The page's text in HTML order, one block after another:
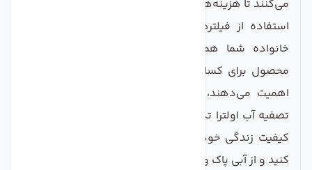
می‌کنند تا هزینه‌های نگهداری را کاهش دهید.
استفاده از فیلترهای اولترا تک تضمین می‌کند که آب
خانواده شما همواره تازه و سالم خواهد بود. این
محصول برای کسانی که به سلامت خود و خانواده‌شان
اهمیت می‌دهند، ایده‌آل است. با خرید فیلتر دستگاه
تصفیه آب اولترا تک، گام بزرگی به سوی بهبود سلامت و
کیفیت زندگی خود خواهید برداشت. همین امروز اقدام
کنید و از آبی پاک و سالم لذت ببرید!